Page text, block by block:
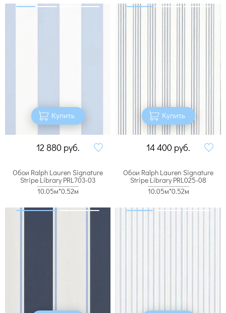
Купить
12 880 руб.
Купить
14 400 руб.
Обои Ralph Lauren Signature
Stripe Library PRL703-03
10.05м*0.52м
Обои Ralph Lauren Signature
Stripe Library PRL025-08
10.05м*0.52м